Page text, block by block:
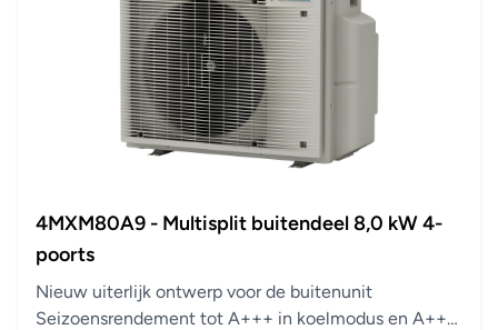
4MXM80A9 - Multisplit buitendeel 8,0 kW 4-
poorts
Nieuw uiterlijk ontwerp voor de buitenunit
Seizoensrendement tot A+++ in koelmodus en A++